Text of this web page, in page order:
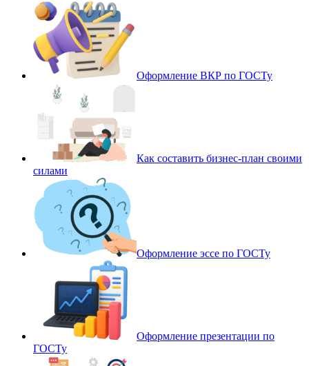
Оформление ВКР по ГОСТу
Как составить бизнес-план своими
силами
Оформление эссе по ГОСТу
Оформление презентации по
ГОСТу